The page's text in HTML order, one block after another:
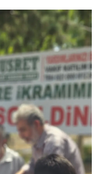
Konya
Kütahya
Malatya
Manisa
Kahramanmaraş
Mardin
Muğla